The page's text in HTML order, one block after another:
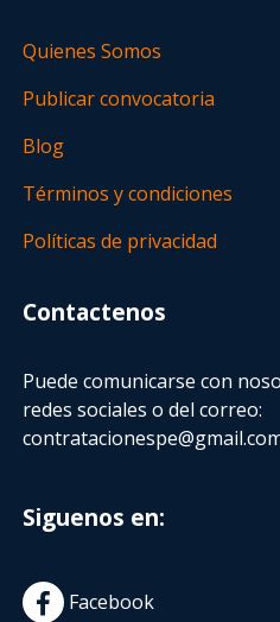
Quienes Somos
Publicar convocatoria
Blog
Términos y condiciones
Políticas de privacidad
Contactenos
Puede comunicarse con
redes sociales o del correo:
Siguenos en:
Facebook